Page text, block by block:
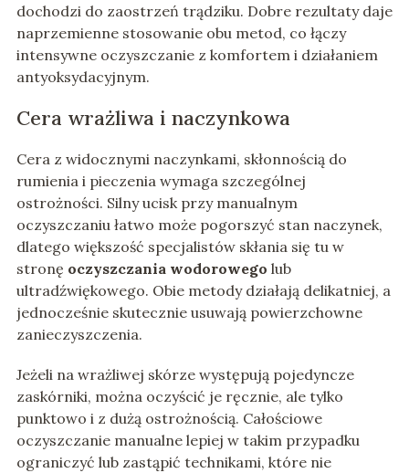
dochodzi do zaostrzeń trądziku. Dobre rezultaty daje
naprzemienne stosowanie obu metod, co łączy
intensywne oczyszczanie z komfortem i działaniem
antyoksydacyjnym.
Cera wrażliwa i naczynkowa
Cera z widocznymi naczynkami, skłonnością do
rumienia i pieczenia wymaga szczególnej
ostrożności. Silny ucisk przy manualnym
oczyszczaniu łatwo może pogorszyć stan naczynek,
dlatego większość specjalistów skłania się tu w
stronę oczyszczania wodorowego lub
ultradźwiękowego. Obie metody działają delikatniej, a
jednocześnie skutecznie usuwają powierzchowne
zanieczyszczenia.
Jeżeli na wrażliwej skórze występują pojedyncze
zaskórniki, można oczyścić je ręcznie, ale tylko
punktowo i z dużą ostrożnością. Całościowe
oczyszczanie manualne lepiej w takim przypadku
ograniczyć lub zastąpić technikami, które nie